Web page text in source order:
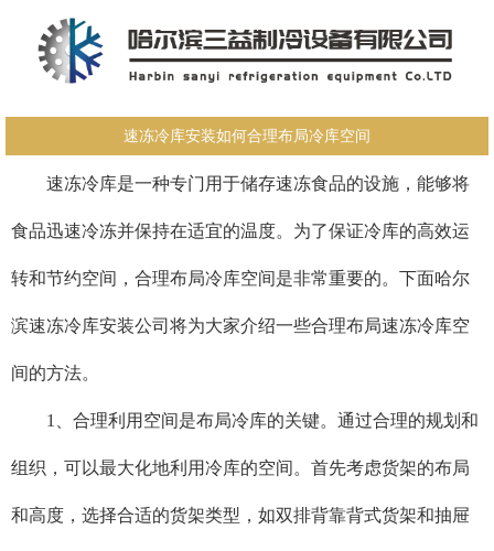
速冻冷库安装如何合理布局冷库空间
速冻冷库是一种专门用于储存速冻食品的设施，能够将
食品迅速冷冻并保持在适宜的温度。为了保证冷库的高效运
转和节约空间，合理布局冷库空间是非常重要的。下面哈尔
滨速冻冷库安装公司 将为大家介绍一些合理布局速冻冷库空
间的方法。
1、合理利用空间是布局冷库的关键。通过合理的规划和
组织，可以最大化地利用冷库的空间。首先考虑货架的布局
和高度，选择合适的货架类型，如双排背靠背式货架和抽屉